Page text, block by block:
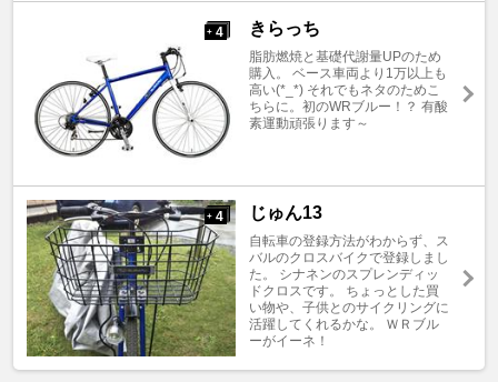
+ 4 きらっち
脂肪燃焼と基礎代謝量UPのため
購入。 ベース車両より1万以上も
高い(*_*) それでもネタのためこ
ちらに。初のWRブルー！？ 有酸
素運動頑張ります～
+ 4 じゅん13
自転車の登録方法がわからず、ス
バルのクロスバイクで登録しまし
た。 シナネンのスプレンディッ
ドクロスです。 ちょっとした買
い物や、子供とのサイクリングに
活躍してくれるかな。 ＷＲブル
ーがイーネ！